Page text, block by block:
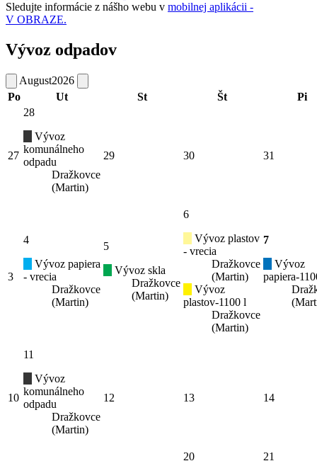
Sledujte informácie z nášho webu v mobilnej aplikácii -
V OBRAZE.
Vývoz odpadov
August2026
Po
Ut St Št Pi
27
28
Vývoz
komunálneho
odpadu
Dražkovce
(Martin)
29 30 31
3
4
Vývoz papiera
- vrecia
Dražkovce
(Martin)
5
Vývoz skla
Dražkovce
(Martin)
6
Vývoz plastov
- vrecia
Dražkovce
(Martin)
Vývoz
plastov-1100 l
Dražkovce
(Martin)
7
Vývoz
papiera-
10
11
Vývoz
komunálneho
odpadu
Dražkovce
(Martin)
12 13 14
20 21